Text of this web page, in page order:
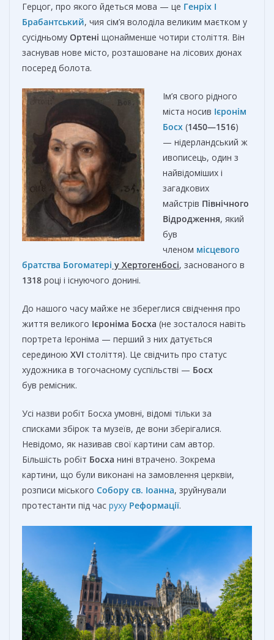
Герцог, про якого йдеться мова — це Генріх I
Брабантський, чия сім’я володіла великим маєтком у
сусідньому Ортені щонайменше чотири століття. Він
заснував нове місто, розташоване на лісових дюнах
посеред болота.
Ім’я свого рідного
міста носив Ієронім
Босх (1450—1516)
— нідерландський ж
ивописець, один з
найвідоміших і
загадкових
майстрів Північного
Відродження, який
був
членом місцевого
братства Богоматері у Хертогенбосі, заснованого в
1318 році і існуючого донині.
До нашого часу майже не збереглися свідчення про
життя великого Ієроніма Босха (не зосталося навіть
портрета Ієроніма — перший з них датується
серединою XVI століття). Це свідчить про статус
художника в тогочасному суспільстві — Босх
був ремісник.
Усі назви робіт Босха умовні, відомі тільки за
списками збірок та музеїв, де вони зберігалися.
Невідомо, як називав свої картини сам автор.
Більшість робіт Босха нині втрачено. Зокрема
картини, що були виконані на замовлення церквіи,
розписи міського Собору св. Іоанна, зруйнували
протестанти під час руху Реформації.